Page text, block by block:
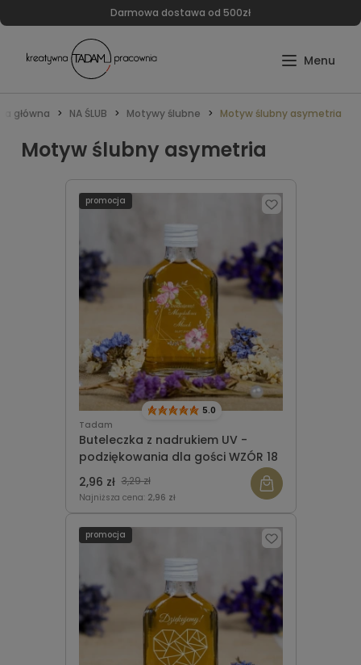
Darmowa dostawa od 500zł
główna NA ŚLUB Motywy ślubne Motyw ślubny asymetria
Motyw ślubny asymetria
Tadam
Buteleczka z nadrukiem UV -
podziękowania dla gości WZÓR 18
5.0
2,96 zł 3,29 zł
Najniższa cena: 2,96 zł
promocja
promocja